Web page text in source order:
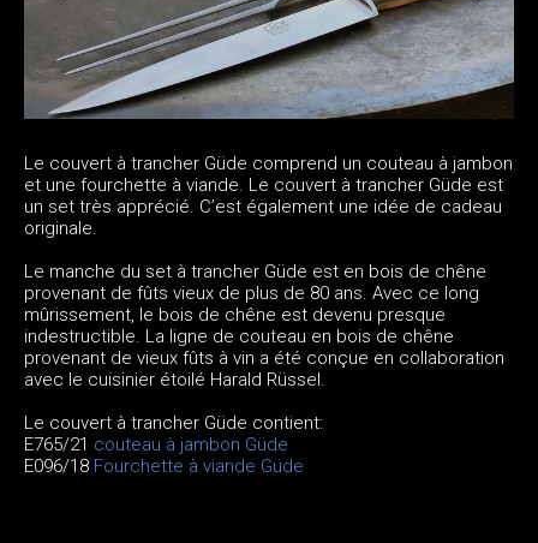
Le couvert à trancher Güde comprend un couteau à jambon
et une fourchette à viande. Le couvert à trancher Güde est
un set très apprécié. C’est également une idée de cadeau
originale.
Le manche du set à trancher Güde est en bois de chêne
provenant de fûts vieux de plus de 80 ans. Avec ce long
mûrissement, le bois de chêne est devenu presque
indestructible. La ligne de couteau en bois de chêne
provenant de vieux fûts à vin a été conçue en collaboration
avec le cuisinier étoilé Harald Rüssel.
Le couvert à trancher Güde contient:
E765/21 couteau à jambon Güde
E096/18 Fourchette à viande Güde